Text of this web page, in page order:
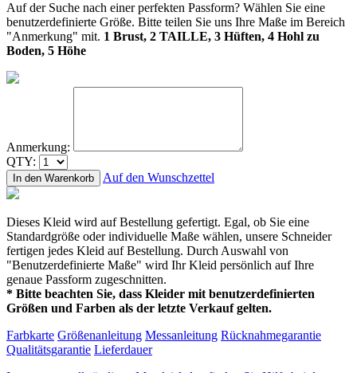
Auf der Suche nach einer perfekten Passform? Wählen Sie eine
benutzerdefinierte Größe. Bitte teilen Sie uns Ihre Maße im Bereich
"Anmerkung" mit. 1 Brust, 2 TAILLE, 3 Hüften, 4 Hohl zu
Boden, 5 Höhe
Anmerkung:
QTY:
In den Warenkorb Auf den Wunschzettel
Dieses Kleid wird auf Bestellung gefertigt. Egal, ob Sie eine
Standardgröße oder individuelle Maße wählen, unsere Schneider
fertigen jedes Kleid auf Bestellung. Durch Auswahl von
"Benutzerdefinierte Maße" wird Ihr Kleid persönlich auf Ihre
genaue Passform zugeschnitten.
* Bitte beachten Sie, dass Kleider mit benutzerdefinierten
Größen und Farben als der letzte Verkauf gelten.
Farbkarte Größenanleitung Messanleitung Rücknahmegarantie
Qualitätsgarantie Lieferdauer